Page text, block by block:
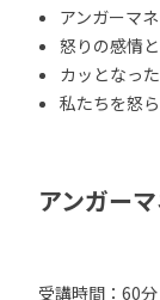
アンガーマ
怒りの感情
カッとなっ
私たちを怒
アンガー
受講時間：60分